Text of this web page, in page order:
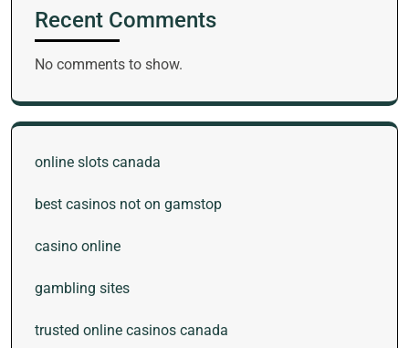
Recent Comments
No comments to show.
online slots canada
best casinos not on gamstop
casino online
gambling sites
trusted online casinos canada